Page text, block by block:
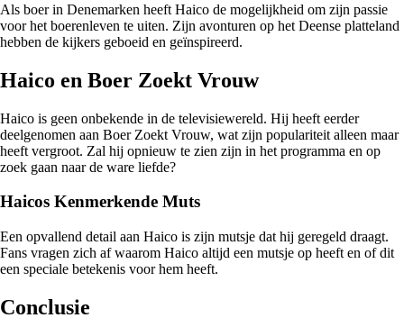
Als boer in Denemarken heeft Haico de mogelijkheid om zijn passie
voor het boerenleven te uiten. Zijn avonturen op het Deense platteland
hebben de kijkers geboeid en geïnspireerd.
Haico en Boer Zoekt Vrouw
Haico is geen onbekende in de televisiewereld. Hij heeft eerder
deelgenomen aan Boer Zoekt Vrouw, wat zijn populariteit alleen maar
heeft vergroot. Zal hij opnieuw te zien zijn in het programma en op
zoek gaan naar de ware liefde?
Haicos Kenmerkende Muts
Een opvallend detail aan Haico is zijn mutsje dat hij geregeld draagt.
Fans vragen zich af waarom Haico altijd een mutsje op heeft en of dit
een speciale betekenis voor hem heeft.
Conclusie